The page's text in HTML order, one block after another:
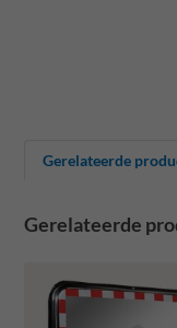
Gerelateerde
Gerelateerde